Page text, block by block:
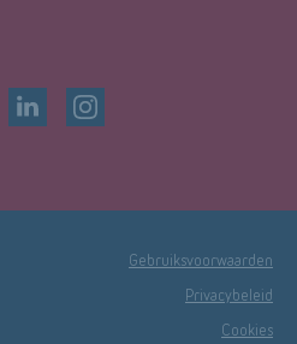
Gebruiksvoorwaarden
Privacybeleid
Cookies